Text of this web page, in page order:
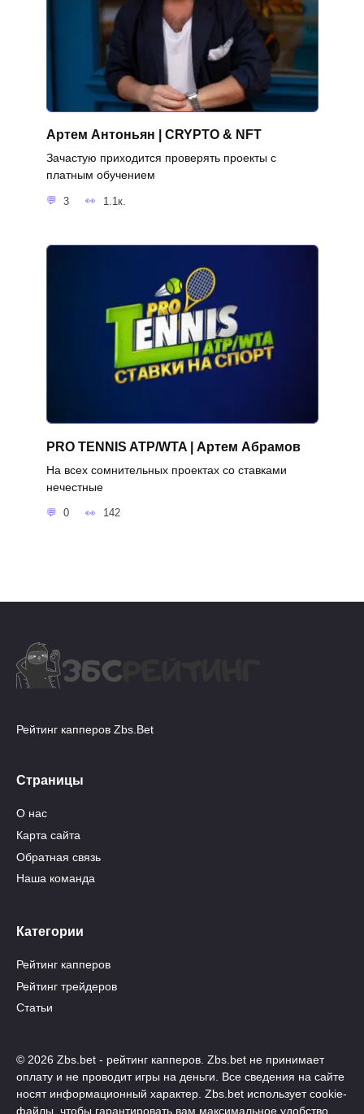
Артем Антоньян | CRYPTO & NFT
Зачастую приходится проверять проекты с
платным обучением
3 1.1к.
PRO TENNIS ATP/WTA | Артем Абрамов
На всех сомнительных проектах со ставками
нечестные
0 142
Рейтинг капперов Zbs.Bet
Страницы
О нас
Карта сайта
Обратная связь
Наша команда
Категории
Рейтинг капперов
Рейтинг трейдеров
Статьи
© 2026 Zbs.bet - рейтинг капперов. Zbs.bet не принимает
оплату и не проводит игры на деньги. Все сведения на сайте
носят информационный характер. Zbs.bet использует cookie-
файлы, чтобы гарантировать вам максимальное удобство.